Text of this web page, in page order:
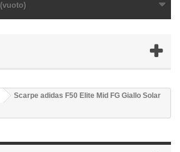
(vuoto)
Scarpe adidas F50 Elite Mid FG Giallo Solar